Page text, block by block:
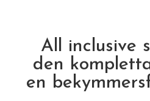
All inclusive
den
en